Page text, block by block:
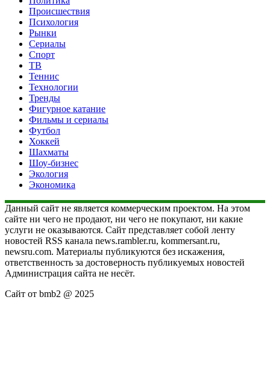
Происшествия
Психология
Рынки
Сериалы
Спорт
ТВ
Теннис
Технологии
Тренды
Фигурное катание
Фильмы и сериалы
Футбол
Хоккей
Шахматы
Шоу-бизнес
Экология
Экономика
Данный сайт не является коммерческим проектом. На этом
сайте ни чего не продают, ни чего не покупают, ни какие
услуги не оказываются. Сайт представляет собой ленту
новостей RSS канала news.rambler.ru, kommersant.ru,
newsru.com. Материалы публикуются без искажения,
ответственность за достоверность публикуемых новостей
Администрация сайта не несёт.
Сайт от bmb2 @ 2025